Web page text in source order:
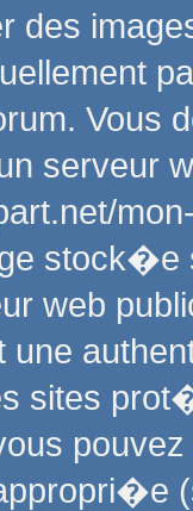
des
Vous
serveur
web
sites